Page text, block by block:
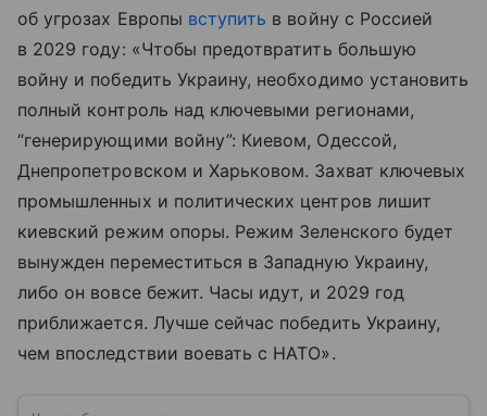
об угрозах Европы вступить в войну с Россией
в 2029 году: «Чтобы предотвратить большую
войну и победить Украину, необходимо установить
полный контроль над ключевыми регионами,
“генерирующими войну”: Киевом, Одессой,
Днепропетровском и Харьковом. Захват ключевых
промышленных и политических центров лишит
киевский режим опоры. Режим Зеленского будет
вынужден переместиться в Западную Украину,
либо он вовсе бежит. Часы идут, и 2029 год
приближается. Лучше сейчас победить Украину,
чем впоследствии воевать с НАТО».